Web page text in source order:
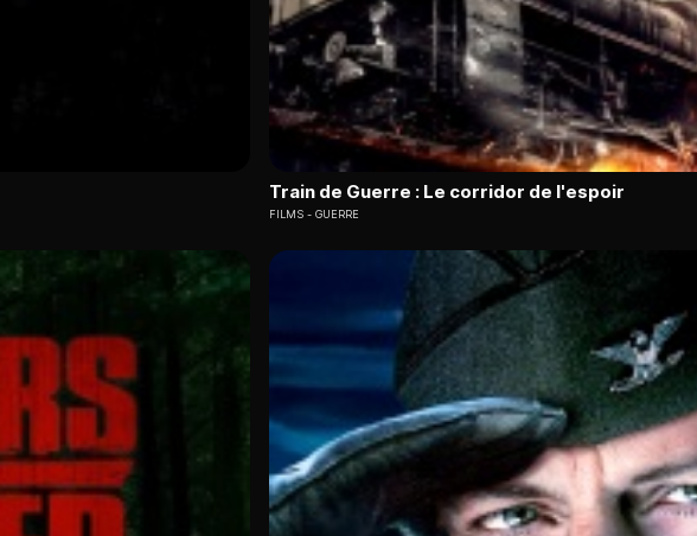
Train de Guerre : Le corridor de l'espoir
FILMS GUERRE